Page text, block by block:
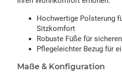
Hochwertige Polsterung
Sitzkomfort
Robuste Füße für
Pflegeleichter Bezug für
Maße & Konfiguration